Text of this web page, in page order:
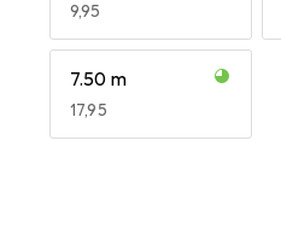
EUR
9,95
7.50 m
EUR
17,95